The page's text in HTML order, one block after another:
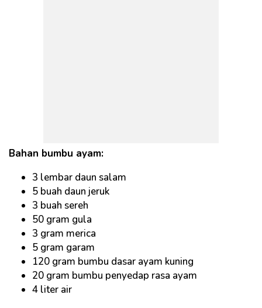
Bahan bumbu ayam:
3 lembar daun salam
5 buah daun jeruk
3 buah sereh
50 gram gula
3 gram merica
5 gram garam
120 gram bumbu dasar ayam kuning
20 gram bumbu penyedap rasa ayam
4 liter air